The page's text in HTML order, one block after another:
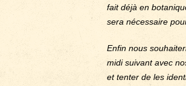
fait déjà en
sera nécessaire
Enfin nous
midi suivant avec
et tenter de les